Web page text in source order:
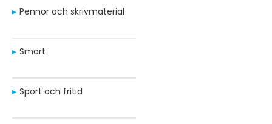
Pennor och skrivmaterial
Smart
Sport och fritid